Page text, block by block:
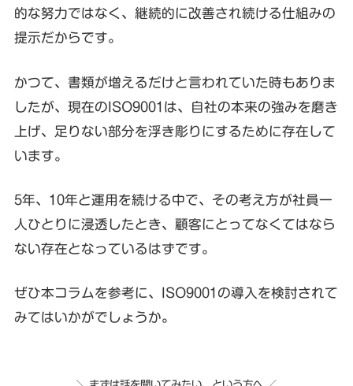
的な努力ではなく、継続的に改善され続ける仕組みの
提示だからです。
かつて、書類が増えるだけと言われていた時もありま
したが、現在のISO9001は、自社の本来の強みを磨き
上げ、足りない部分を浮き彫りにするために存在して
います。
5年、10年と運用を続ける中で、その考え方が社員一
人ひとりに浸透したとき、顧客にとってなくてはなら
ない存在となっているはずです。
ぜひ本コラムを参考に、ISO9001の導入を検討されて
みてはいかがでしょうか。